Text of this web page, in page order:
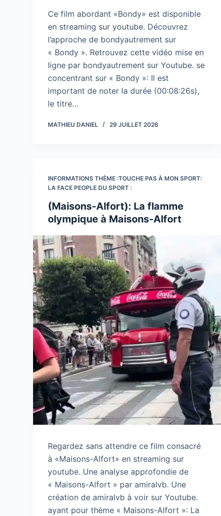
Ce film abordant «Bondy» est disponible
en streaming sur youtube. Découvrez
l’approche de bondyautrement sur
« Bondy ». Retrouvez cette vidéo mise en
ligne par bondyautrement sur Youtube. se
concentrant sur « Bondy »: Il est
important de noter la durée (00:08:26s),
le titre…
MATHIEU DANIEL 29 JUILLET 2026
INFORMATIONS THÈME :TOUCHE PAS À MON SPORT:
LA FACE PEOPLE DU SPORT :
(Maisons-Alfort): La flamme
olympique à Maisons-Alfort
Regardez sans attendre ce film consacré
à «Maisons-Alfort» en streaming sur
youtube. Une analyse approfondie de
« Maisons-Alfort » par amiralvb. Une
création de amiralvb à voir sur Youtube.
ayant pour thème « Maisons-Alfort »: La